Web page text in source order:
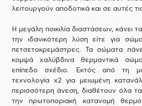
λειτουργούν αποδοτικά και σε αυτές
Η μεγάλη ποικιλία διαστάσεων, κάνει
την ιδανικότερη λύση είτε για
πετσετοκρεμάστρες. Τα σώματα
κομψά χαλύβδινα θερμαντικά
επίπεδο σχέδιο. Εκτός από τη
τεχνολογία x2 για μειωμένη
περισσότερη άνεση, διαθέτουν όλα τα
την πρωτοποριακή κατανομή